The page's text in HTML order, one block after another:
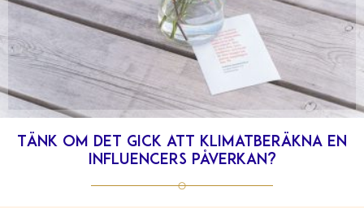
Tänk om det gick att klimatberäkna en
influencers påverkan?